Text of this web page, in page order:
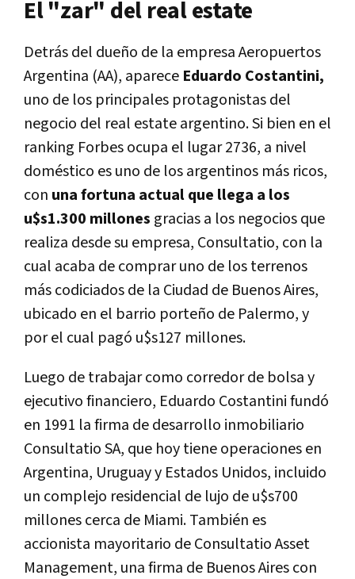
El "zar" del real estate
Detrás del dueño de la empresa Aeropuertos
Argentina (AA), aparece Eduardo Costantini,
uno de los principales protagonistas del
negocio del real estate argentino. Si bien en el
ranking Forbes ocupa el lugar 2736, a nivel
doméstico es uno de los argentinos más ricos,
con una fortuna actual que llega a los
u$s1.300 millones gracias a los negocios que
realiza desde su empresa, Consultatio, con la
cual acaba de comprar uno de los terrenos
más codiciados de la Ciudad de Buenos Aires,
ubicado en el barrio porteño de Palermo, y
por el cual pagó u$s127 millones.
Luego de trabajar como corredor de bolsa y
ejecutivo financiero, Eduardo Costantini fundó
en 1991 la firma de desarrollo inmobiliario
Consultatio SA, que hoy tiene operaciones en
Argentina, Uruguay y Estados Unidos, incluido
un complejo residencial de lujo de u$s700
millones cerca de Miami. También es
accionista mayoritario de Consultatio Asset
Management, una firma de Buenos Aires con